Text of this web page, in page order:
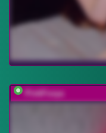
PinkFoxya